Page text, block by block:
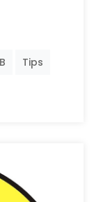
Tips